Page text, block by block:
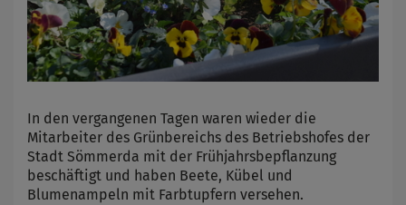
In den vergangenen Tagen waren wieder die
Mitarbeiter des Grünbereichs des Betriebshofes der
Stadt Sömmerda mit der Frühjahrsbepflanzung
beschäftigt und haben Beete, Kübel und
Blumenampeln mit Farbtupfern versehen.